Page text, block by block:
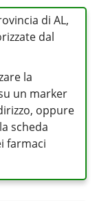
di AL,
dal
la
un marker
oppure
scheda
farmaci